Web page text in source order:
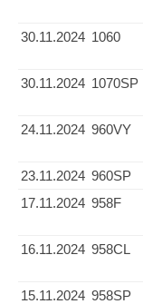
30.11.2024 1060
30.11.2024 1070SP
24.11.2024 960VY
23.11.2024 960SP
17.11.2024 958F
16.11.2024 958CL
15.11.2024 958SP